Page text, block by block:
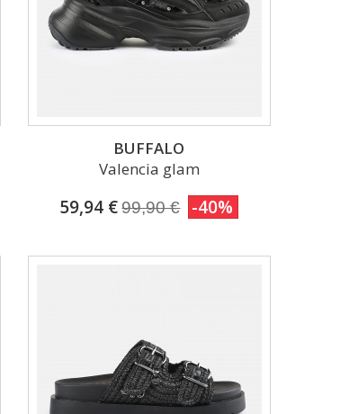
BUFFALO
Valencia glam
59,94 € 99,90 € -40%